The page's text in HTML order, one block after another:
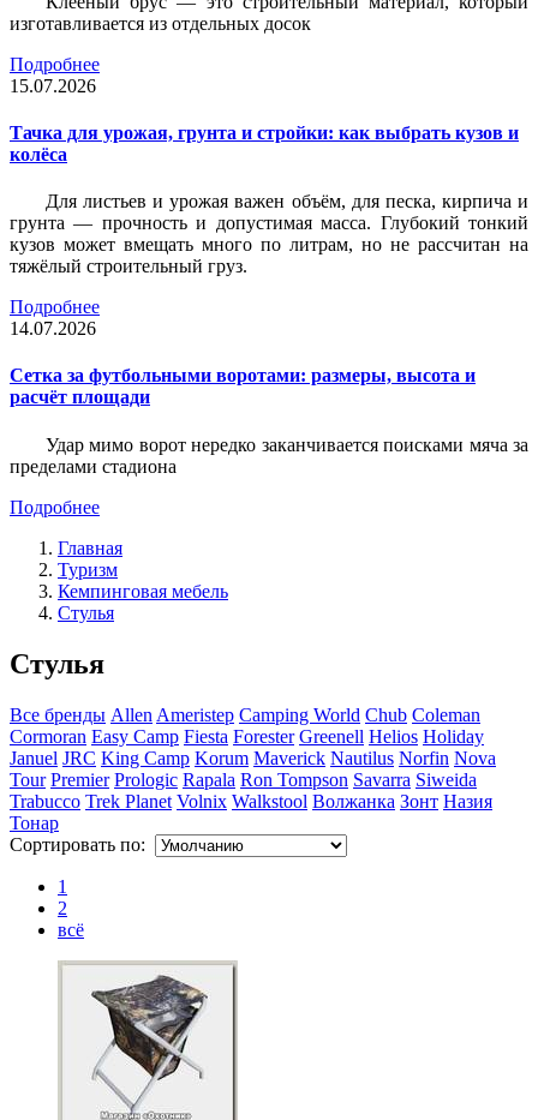
изготавливается из отдельных досок
Подробнее
15.07.2026
Тачка для урожая, грунта и стройки: как выбрать кузов и
колёса
Для листьев и урожая важен объём, для песка, кирпича и
грунта — прочность и допустимая масса. Глубокий тонкий
кузов может вмещать много по литрам, но не рассчитан на
тяжёлый строительный груз.
Подробнее
14.07.2026
Сетка за футбольными воротами: размеры, высота и
расчёт площади
Удар мимо ворот нередко заканчивается поисками мяча за
пределами стадиона
Подробнее
Главная
Туризм
Кемпинговая мебель
Стулья
Стулья
Все бренды Allen Ameristep Camping World Chub Coleman
Cormoran Easy Camp Fiesta Forester Greenell Helios Holiday
Januel JRC King Camp Korum Maverick Nautilus Norfin Nova
Tour Premier Prologic Rapala Ron Tompson Savarra Siweida
Trabucco Trek Planet Volnix Walkstool Волжанка Зонт Назия
Тонар
Сортировать по:
1
2
всё